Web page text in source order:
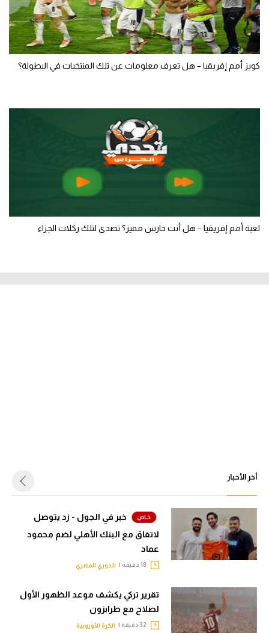
كويز أمم إفريقيا – هل تعرف معلومات عن تلك المنتخبات في البطولة؟
لعبة أمم إفريقيا – هل أنت حارس مميز؟ تصدى لتلك ركلات الجزاء
أخر الأخبار
خبر في الجول - زد يتوصل
لاتفاق مع البنك الأهلي لضم محمود
عماد
الدوري المصري
تقرير تركي يكشف موعد الظهور الأول
لصلاح مع طرابزون
الكرة الأوروبية